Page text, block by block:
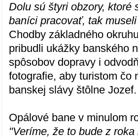
Dolu sú štyri obzory, ktoré
baníci pracovať, tak
Chodby základného
pribudli ukážky banského
spôsobov dopravy i
fotografie, aby turistom čo
banskej slávy štôlne Jozef.
Opálové bane v minulom
"Veríme, že to bude z